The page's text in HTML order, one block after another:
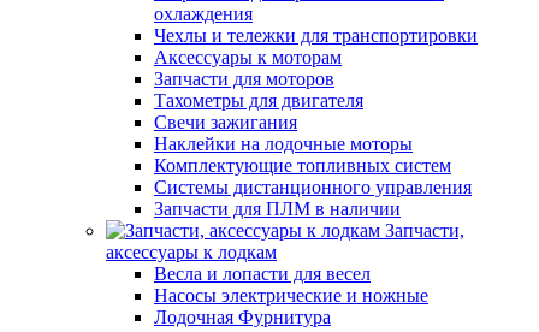
охлаждения
Чехлы и тележки для транспортировки
Аксессуары к моторам
Запчасти для моторов
Тахометры для двигателя
Свечи зажигания
Наклейки на лодочные моторы
Комплектующие топливных систем
Системы дистанционного управления
Запчасти для ПЛМ в наличии
Запчасти,
аксессуары к лодкам
Весла и лопасти для весел
Насосы электрические и ножные
Лодочная Фурнитура